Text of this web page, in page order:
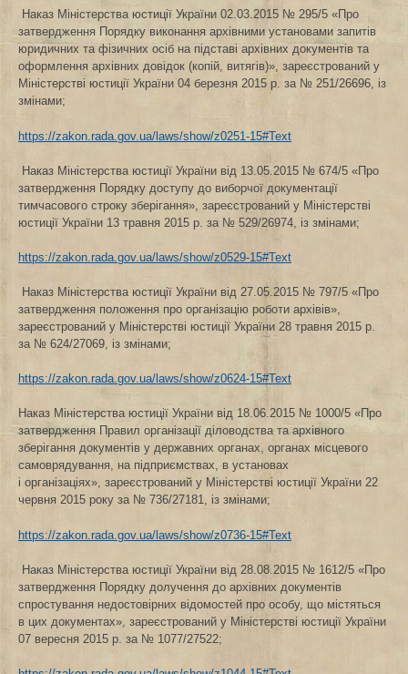
Наказ Міністерства юстиції України 02.03.2015 № 295/5 «Про
затвердження Порядку виконання архівними установами запитів
юридичних та фізичних осіб на підставі архівних документів та
оформлення архівних довідок (копій, витягів)», зареєстрований у
Міністерстві юстиції України 04 березня 2015 р. за № 251/26696, із
змінами;
https://zakon.rada.gov.ua/laws/show/z0251-15#Text
Наказ Міністерства юстиції України від 13.05.2015 № 674/5 «Про
затвердження Порядку доступу до виборчої документації
тимчасового строку зберігання», зареєстрований у Міністерстві
юстиції України 13 травня 2015 р. за № 529/26974, із змінами;
https://zakon.rada.gov.ua/laws/show/z0529-15#Text
Наказ Міністерства юстиції України від 27.05.2015 № 797/5 «Про
затвердження положення про організацію роботи архівів»,
зареєстрований у Міністерстві юстиції України 28 травня 2015 р.
за № 624/27069, із змінами;
https://zakon.rada.gov.ua/laws/show/z0624-15#Text
Наказ Міністерства юстиції України від 18.06.2015 № 1000/5 «Про
затвердження Правил організації діловодства та архівного
зберігання документів у державних органах, органах місцевого
самоврядування, на підприємствах, в установах
і організаціях», зареєстрований у Міністерстві юстиції України 22
червня 2015 року за № 736/27181, із змінами;
https://zakon.rada.gov.ua/laws/show/z0736-15#Text
Наказ Міністерства юстиції України від 28.08.2015 № 1612/5 «Про
затвердження Порядку долучення до архівних документів
спростування недостовірних відомостей про особу, що містяться
в цих документах», зареєстрований у Міністерстві юстиції України
07 вересня 2015 р. за № 1077/27522;